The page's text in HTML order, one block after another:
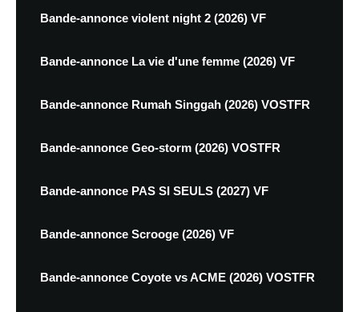
Bande-annonce violent night 2 (2026) VF
Bande-annonce La vie d'une femme (2026) VF
Bande-annonce Rumah Singgah (2026) VOSTFR
Bande-annonce Geo-storm (2026) VOSTFR
Bande-annonce PAS SI SEULS (2027) VF
Bande-annonce Scrooge (2026) VF
Bande-annonce Coyote vs ACME (2026) VOSTFR